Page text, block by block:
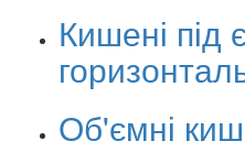
Кишені під
Об'ємні